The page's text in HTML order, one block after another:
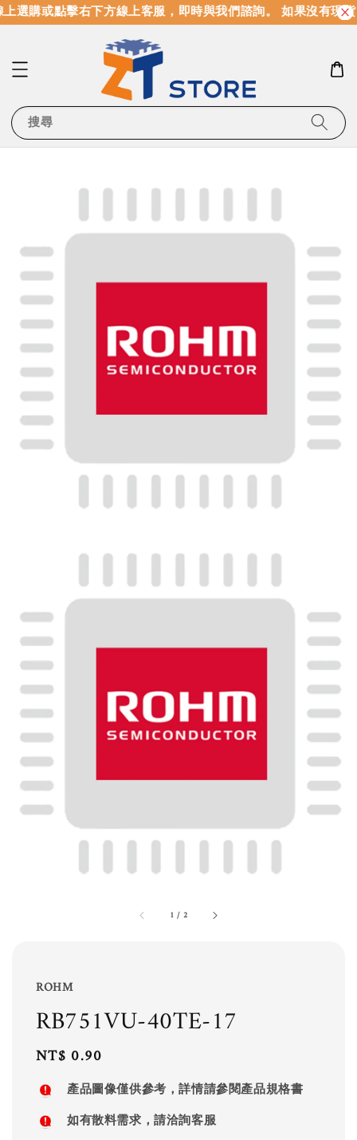
選購或點擊右下方線上客服，即時與我們諮詢。 如果沒有現
搜尋
1 / 2
ROHM
RB751VU-40TE-17
Regular
price
NT$ 0.90
產品圖像僅供參考，詳情請參閱產品規格書
如有散料需求，請洽詢客服